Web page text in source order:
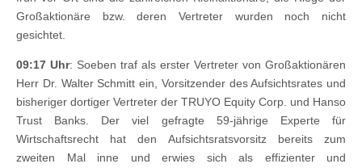
Großaktionäre bzw. deren Vertreter wurden noch nicht
gesichtet.
09:17 Uhr: Soeben traf als erster Vertreter von Großaktionären
Herr Dr. Walter Schmitt ein, Vorsitzender des Aufsichtsrates und
bisheriger dortiger Vertreter der TRUYO Equity Corp. und Hanso
Trust Banks. Der viel gefragte 59-jährige Experte für
Wirtschaftsrecht hat den Aufsichtsratsvorsitz bereits zum
zweiten Mal inne und erwies sich als effizienter und